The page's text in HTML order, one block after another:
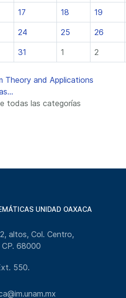
17 18 19
24 25 26
31 1
2
Theory and Applications
todas las categorías
UNIDAD OAXACA
altos, Col. Centro,
68000
550.